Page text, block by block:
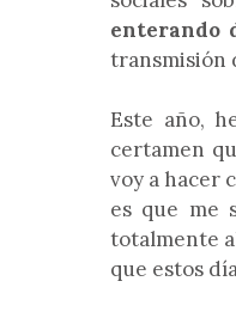
enterando
transmisión
Este año,
certamen
voy a hacer
es que me
totalmente
que estos